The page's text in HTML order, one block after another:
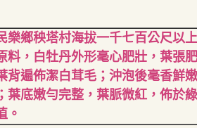
樂鄉秧塔村海拔一千七百公尺以
料，白牡丹外形毫心肥壯，葉張
背遍佈潔白茸毛；沖泡後毫香鮮
葉底嫩勻完整，葉脈微紅，佈於
。